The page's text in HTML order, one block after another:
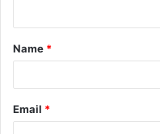
Name *
Email *